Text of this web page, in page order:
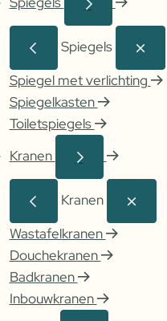
Spiegels
Spiegel met verlichting
Spiegelkasten
Toiletspiegels
Kranen
Kranen
Wastafelkranen
Douchekranen
Badkranen
Inbouwkranen